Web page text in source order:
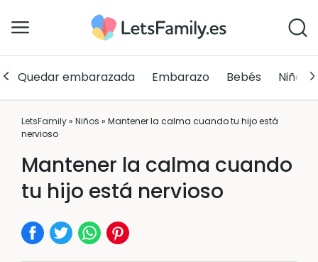
Quedar embarazada Embarazo Bebés Niños
LetsFamily» Niños » Mantener la calma cuando tu hijo está
nervioso
Mantener la calma cuando
tu hijo está nervioso